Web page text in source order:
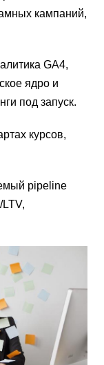
кампаний,
GA4,
ядро и
под запуск.
курсов,
pipeline